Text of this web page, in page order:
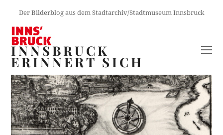
Der Bilderblog aus dem Stadtarchiv/Stadtmuseum Innsbruck
INNSBRUCK
ERINNERT SICH